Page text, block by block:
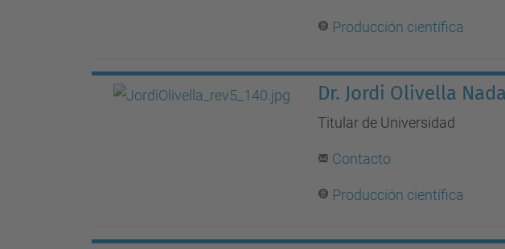
Producción científica
Dr. Jordi Olivella
Titular de Universidad
Contacto
Producción científica